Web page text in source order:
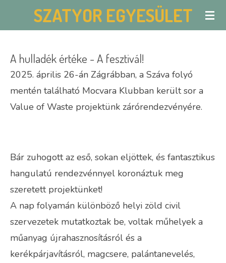
to
content
SZATYOR EGYESÜLET
A hulladék értéke - A fesztivál!
2025. április 26-án Zágrábban, a Száva folyó
mentén található Mocvara Klubban került sor a
Value of Waste projektünk zárórendezvényére.
Bár zuhogott az eső, sokan eljöttek, és fantasztikus
hangulatú rendezvénnyel koronáztuk meg
szeretett projektünket!
A nap folyamán különböző helyi zöld civil
szervezetek mutatkoztak be, voltak műhelyek a
műanyag újrahasznosításról és a
kerékpárjavításról, magcsere, palántanevelés,